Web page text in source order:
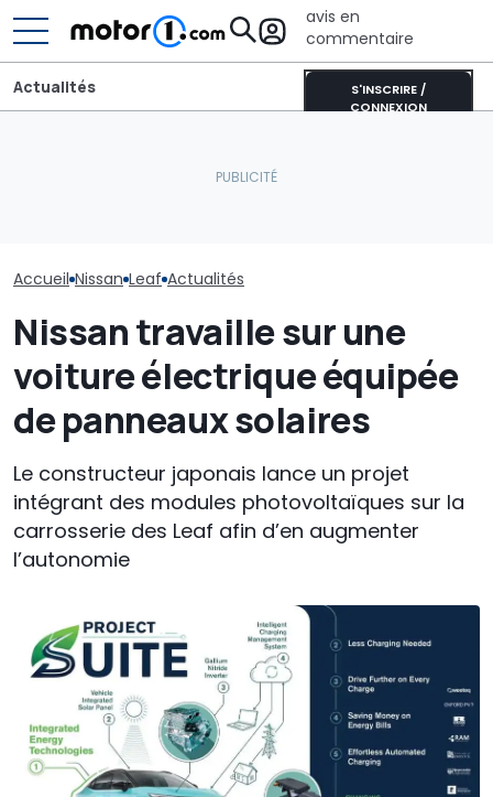
avis en
commentaire
S'INSCRIRE /
CONNEXION
Actualités
Accueil Nissan Leaf Actualités
Nissan travaille sur une
voiture électrique équipée
de panneaux solaires
Le constructeur japonais lance un projet
intégrant des modules photovoltaïques sur la
carrosserie des Leaf afin d’en augmenter
l’autonomie